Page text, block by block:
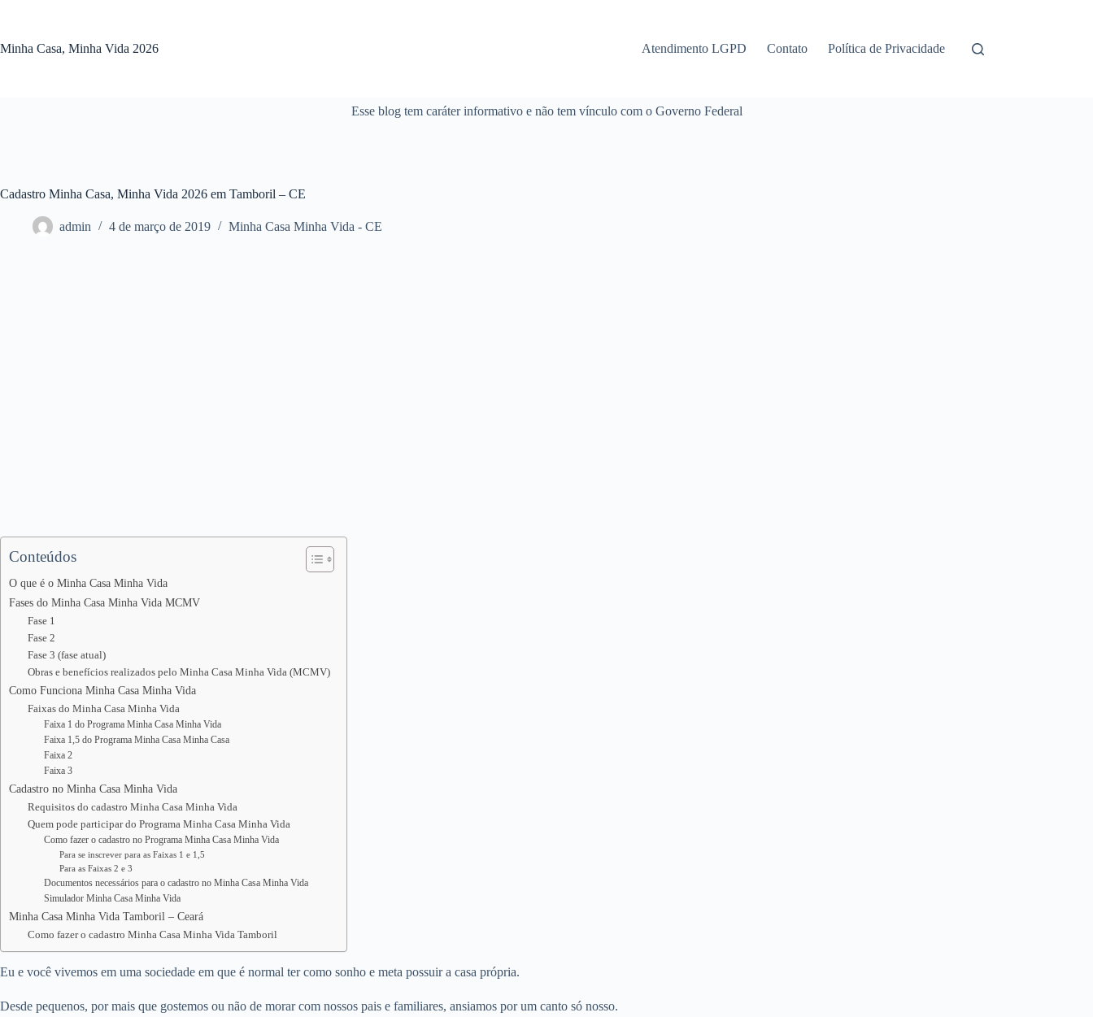
conteúdo
Minha Casa, Minha Vida 2026 Atendimento LGPD Contato Política de Privacidade
Esse blog tem caráter informativo e não tem vínculo com o Governo Federal
Cadastro Minha Casa, Minha Vida 2026 em Tamboril – CE
admin 4 de março de 2019 Minha Casa Minha Vida - CE
Conteúdos
O que é o Minha Casa Minha Vida
Fases do Minha Casa Minha Vida MCMV
Fase 1
Fase 2
Fase 3 (fase atual)
Obras e benefícios realizados pelo Minha Casa Minha Vida (MCMV)
Como Funciona Minha Casa Minha Vida
Faixas do Minha Casa Minha Vida
Faixa 1 do Programa Minha Casa Minha Vida
Faixa 1,5 do Programa Minha Casa Minha Casa
Faixa 2
Faixa 3
Cadastro no Minha Casa Minha Vida
Requisitos do cadastro Minha Casa Minha Vida
Quem pode participar do Programa Minha Casa Minha Vida
Como fazer o cadastro no Programa Minha Casa Minha Vida
Para se inscrever para as Faixas 1 e 1,5
Para as Faixas 2 e 3
Documentos necessários para o cadastro no Minha Casa Minha Vida
Simulador Minha Casa Minha Vida
Minha Casa Minha Vida Tamboril – Ceará
Como fazer o cadastro Minha Casa Minha Vida Tamboril
Eu e você vivemos em uma sociedade em que é normal ter como sonho e meta possuir a casa própria.
Desde pequenos, por mais que gostemos ou não de morar com nossos pais e familiares, ansiamos por um canto só nosso.